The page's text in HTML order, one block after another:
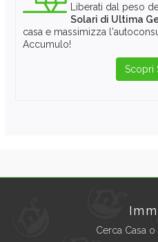
Liberati dal peso
Solari di Ultima
casa e massimizza
Accumulo!
Scopri
Cerca Casa